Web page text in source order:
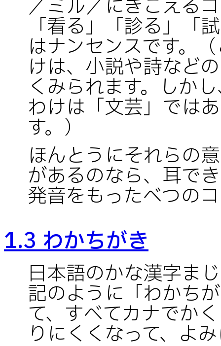
／ミル／にきこえる
「看る」「診る」「
はナンセンスです。
けは、小説や詩など
くみられます。しか
わけは「文芸」では
す。）
ほんとうにそれらの
があるのなら、耳で
発音をもったべつの
1.3 わかちがき
日本語のかな漢字ま
記のように「わかち
て、すべてカナでか
りにくくなって、よ